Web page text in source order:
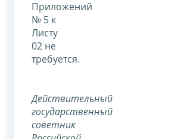
Приложений
№ 5 к
Листу
02 не
требуется.
Действительный
государственный
советник